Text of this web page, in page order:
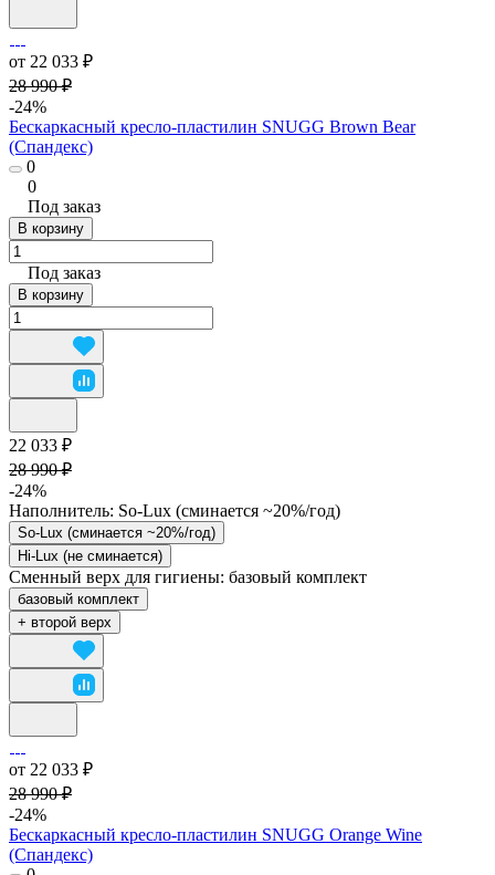
от 22 033 ₽
28 990 ₽
-24%
Бескаркасный кресло-пластилин SNUGG Brown Bear
(Спандекс)
0
0
Под заказ
В корзину
Под заказ
В корзину
22 033 ₽
28 990 ₽
-24%
Наполнитель: So-Lux (cминается ~20%/год)
So-Lux (cминается ~20%/год)
Hi-Lux (не сминается)
Сменный верх для гигиены: базовый комплект
базовый комплект
+ второй верх
от 22 033 ₽
28 990 ₽
-24%
Бескаркасный кресло-пластилин SNUGG Orange Wine
(Спандекс)